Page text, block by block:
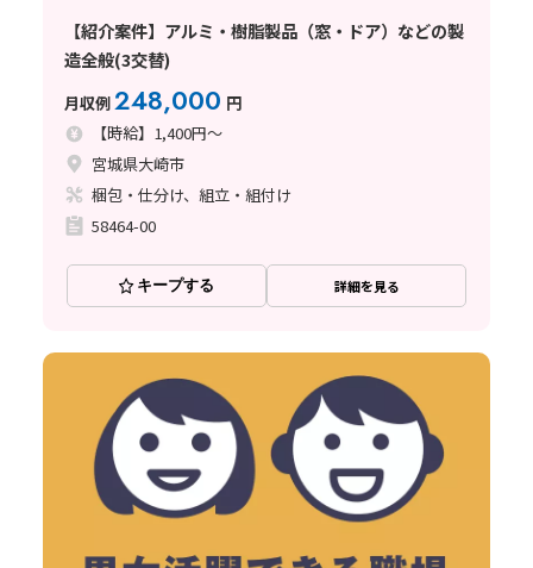
【紹介案件】アルミ・樹脂製品（窓・ドア）などの製
造全般(3交替)
月収例248,000 円
【時給】1,400円～
宮城県大崎市
梱包・仕分け、組立・組付け
58464-00
キープする 詳細を見る